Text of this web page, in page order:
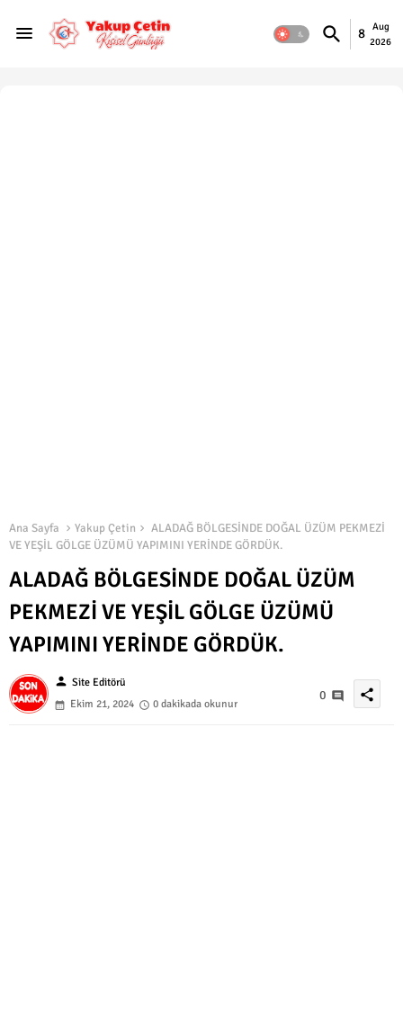
8
Aug
2026
Ana Sayfa Yakup Çetin
ALADAĞ BÖLGESİNDE DOĞAL ÜZÜM PEKMEZİ
VE YEŞİL GÖLGE ÜZÜMÜ YAPIMINI YERİNDE GÖRDÜK.
ALADAĞ BÖLGESİNDE DOĞAL ÜZÜM
PEKMEZİ VE YEŞİL GÖLGE ÜZÜMÜ
YAPIMINI YERİNDE GÖRDÜK.
person Site Editörü
Ekim 21, 2024
0 dakikada okunur
0 share